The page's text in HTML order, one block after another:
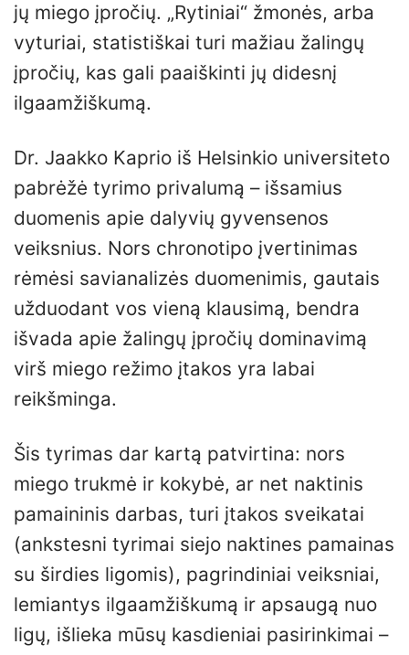
jų miego įpročių. „Rytiniai“ žmonės, arba
vyturiai, statistiškai turi mažiau žalingų
įpročių, kas gali paaiškinti jų didesnį
ilgaamžiškumą.
Dr. Jaakko Kaprio iš Helsinkio universiteto
pabrėžė tyrimo privalumą – išsamius
duomenis apie dalyvių gyvensenos
veiksnius. Nors chronotipo įvertinimas
rėmėsi savianalizės duomenimis, gautais
užduodant vos vieną klausimą, bendra
išvada apie žalingų įpročių dominavimą
virš miego režimo įtakos yra labai
reikšminga.
Šis tyrimas dar kartą patvirtina: nors
miego trukmė ir kokybė, ar net naktinis
pamaininis darbas, turi įtakos sveikatai
(ankstesni tyrimai siejo naktines pamainas
su širdies ligomis), pagrindiniai veiksniai,
lemiantys ilgaamžiškumą ir apsaugą nuo
ligų, išlieka mūsų kasdieniai pasirinkimai –